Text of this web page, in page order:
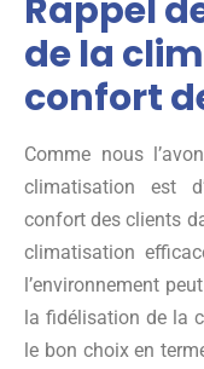
Rappel
de la
confort
Comme nous
climatisation est
confort des clients
climatisation
l’environnement
la fidélisation de la
le bon choix en